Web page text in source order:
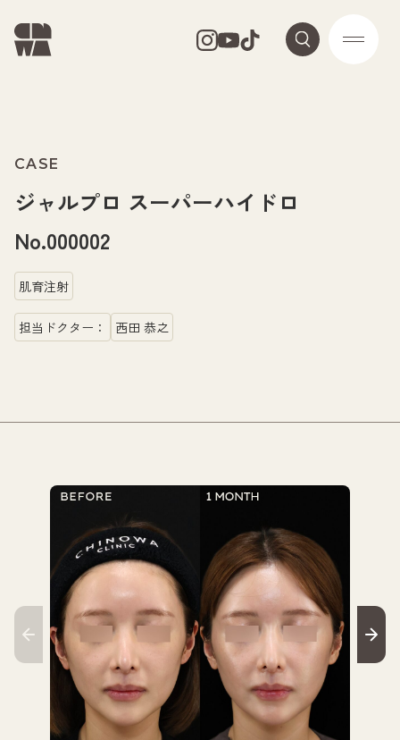
CASE
ジャルプロ スーパーハイドロ
No.000002
肌育注射
担当ドクター： 西田 恭之